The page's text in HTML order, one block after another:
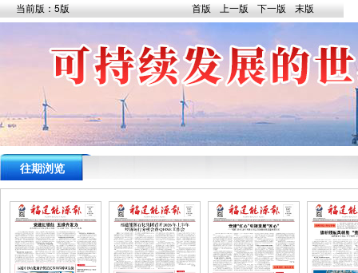
当前版：5版 首版 上一版 下一版 末版
往期浏览